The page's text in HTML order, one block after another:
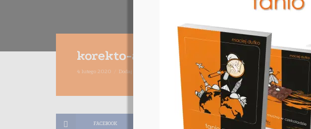
korekto-awatar
4 lutego 2020 Dodaj komentarz Maciej Dutko 1 minut czytania
FACEBOOK TWITTER PINTEREST